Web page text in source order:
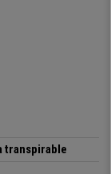
y funcional
transpirable